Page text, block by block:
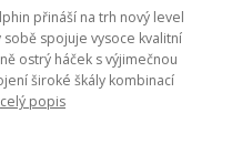
přináší na trh nový level
spojuje vysoce kvalitní
ostrý háček s výjimečnou
široké škály kombinací
celý popis